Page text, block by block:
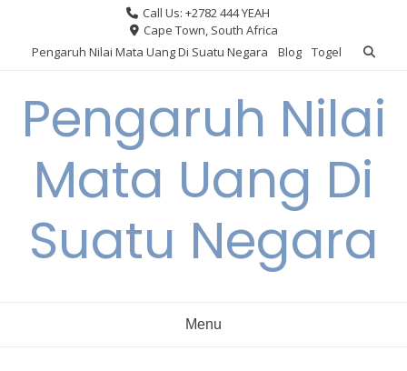
content
Call Us: +2782 444 YEAH
Cape Town, South Africa
Pengaruh Nilai Mata Uang Di Suatu Negara
Blog Togel
Pengaruh Nilai
Mata Uang Di
Suatu Negara
Menu